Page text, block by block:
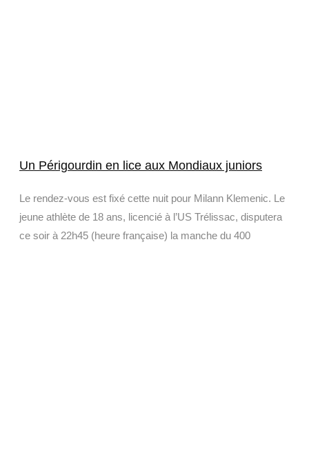
Un Périgourdin en lice aux Mondiaux juniors
Le rendez-vous est fixé cette nuit pour Milann Klemenic. Le
jeune athlète de 18 ans, licencié à l’US Trélissac, disputera
ce soir à 22h45 (heure française) la manche du 400